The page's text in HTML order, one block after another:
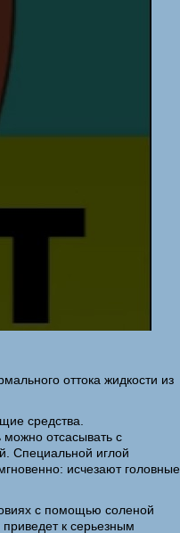
оттока жидкости из
средства.
отсасывать с
Специальной иглой
исчезают головные
с помощью соленой
к серьезным